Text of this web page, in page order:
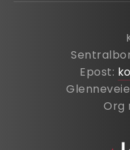
Epost:
Org